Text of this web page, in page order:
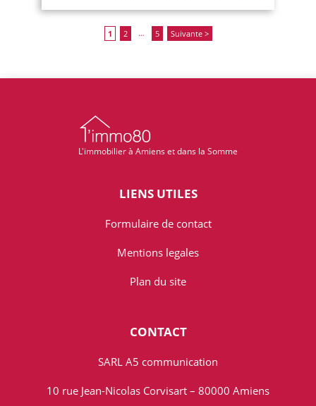
1 2 … 5 Suivante >
L'immobilier à Amiens et dans la Somme
LIENS UTILES
Formulaire de contact
Mentions legales
Plan du site
CONTACT
SARL A5 communication
10 rue Jean-Nicolas Corvisart – 80000 Amiens